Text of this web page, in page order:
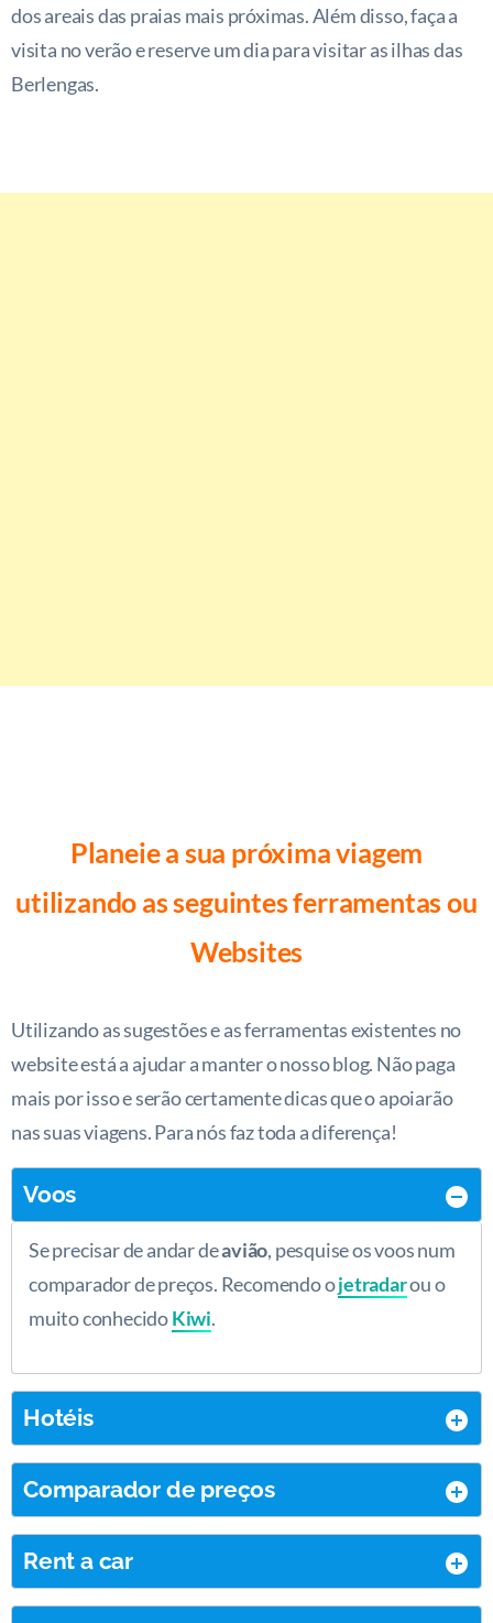
dos areais das praias mais próximas. Além disso, faça a
visita no verão e reserve um dia para visitar as ilhas das
Berlengas.
Planeie a sua próxima viagem
utilizando as seguintes ferramentas ou
Websites
Utilizando as sugestões e as ferramentas existentes no
website está a ajudar a manter o nosso blog. Não paga
mais por isso e serão certamente dicas que o apoiarão
nas suas viagens. Para nós faz toda a diferença!
Voos
Se precisar de andar deavião, pesquise os voos num
comparador de preços. Recomendo ojetradarou o
muito conhecidoKiwi.
Hotéis
Comparador de preços
Rent a car